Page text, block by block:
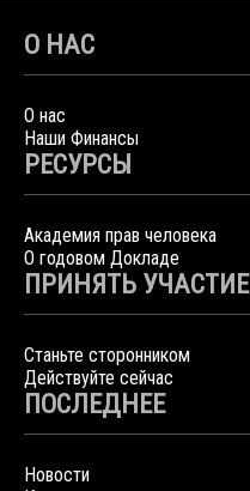
О НАС
О нас
Наши Финансы
РЕСУРСЫ
Академия прав человека
О годовом Докладе
ПРИНЯТЬ УЧАСТИЕ
Станьте сторонником
Действуйте сейчас
ПОСЛЕДНЕЕ
Новости